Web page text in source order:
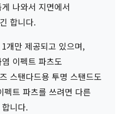
나와서 지면에서
합니다.
개만 제공되고 있으며,
이펙트 파츠도
스탠다드용 투명 스탠드도
트 파츠를 쓰려면 다른
니다.